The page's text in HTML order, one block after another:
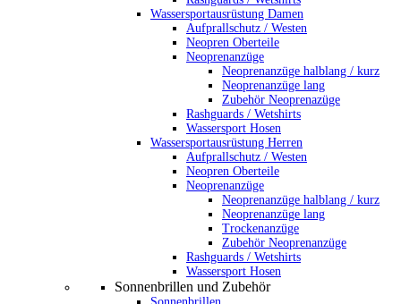
Wassersportausrüstung Damen
Aufprallschutz / Westen
Neopren Oberteile
Neoprenanzüge
Neoprenanzüge halblang / kurz
Neoprenanzüge lang
Zubehör Neoprenazüge
Rashguards / Wetshirts
Wassersport Hosen
Wassersportausrüstung Herren
Aufprallschutz / Westen
Neopren Oberteile
Neoprenanzüge
Neoprenanzüge halblang / kurz
Neoprenanzüge lang
Trockenanzüge
Zubehör Neoprenanzüge
Rashguards / Wetshirts
Wassersport Hosen
Sonnenbrillen und Zubehör